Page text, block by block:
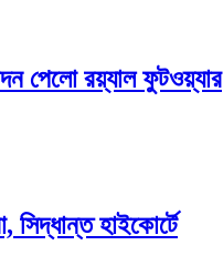
পেলো রয়্যাল ফুটওয়্যার
সিদ্ধান্ত হাইকোর্টে